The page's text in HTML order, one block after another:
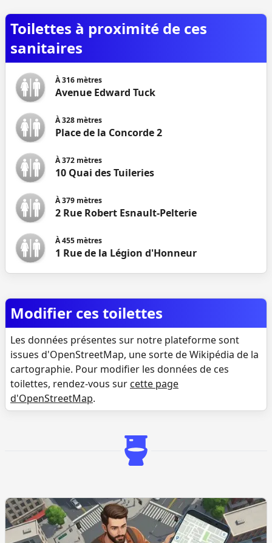
Toilettes à proximité de ces
sanitaires
À316 mètres
Avenue Edward Tuck
À328 mètres
Place de la Concorde 2
À372 mètres
10 Quai des Tuileries
À379 mètres
2 Rue Robert Esnault-Pelterie
À455 mètres
1 Rue de la Légion d'Honneur
Modifier ces toilettes
Les données présentes sur notre plateforme sont
issues d'OpenStreetMap, une sorte de Wikipédia de la
cartographie. Pour modifier les données de ces
toilettes, rendez-vous sur cette page
d'OpenStreetMap.